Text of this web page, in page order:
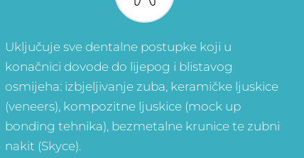
Uključuje sve dentalne postupke koji u
konačnici dovode do lijepog i blistavog
osmijeha: izbjeljivanje zuba, keramičke ljuskice
(veneers), kompozitne ljuskice (mock up
bonding tehnika), bezmetalne krunice te zubni
nakit (Skyce).